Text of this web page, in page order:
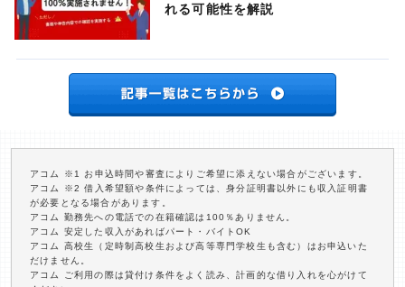
れる可能性を解説
アコム ※1 お申込時間や審査によりご希望に添えない場合がございます。
アコム ※2 借入希望額や条件によっては、身分証明書以外にも収入証明書
が必要となる場合があります。
アコム 勤務先への電話での在籍確認は100％ありません。
アコム 安定した収入があればパート・バイトOK
アコム 高校生（定時制高校生および高等専門学校生も含む）はお申込いた
だけません。
アコム ご利用の際は貸付け条件をよく読み、計画的な借り入れを心がけて